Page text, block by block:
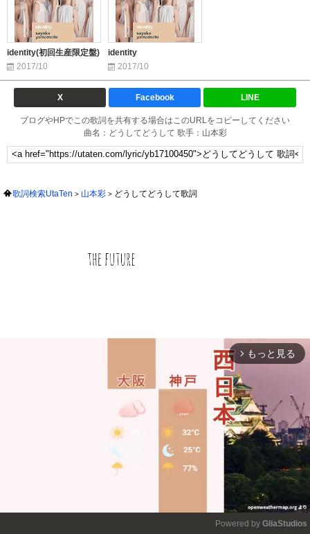
identity(初回生産限定盤)
2017/10
identity
2017/10
X Facebook LINE
ブログやHPでこの歌詞を共有する場合はこのURLをコピーしてください
曲名：どうしてどうして 歌手：山本彩
歌詞検索UtaTen 山本彩 どうしてどうして歌詞
arrow_forward_ios もっと見る
Powered by GliaStudios